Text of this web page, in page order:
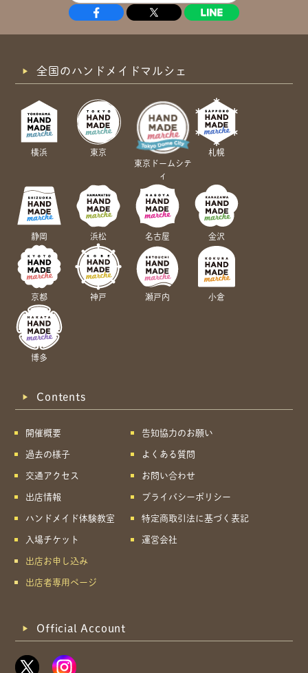
全国のハンドメイドマルシェ
横浜
東京
東京ドームシテ
ィ
札幌
静岡 浜松 名古屋 金沢
京都 神戸 瀬戸内 小倉
博多
Contents
開催概要
過去の様子
交通アクセス
出店情報
ハンドメイド体験教室
入場チケット
出店お申し込み
出店者専用ページ
告知協力のお願い
よくある質問
お問い合わせ
プライバシーポリシー
特定商取引法に基づく表記
運営会社
Official Account